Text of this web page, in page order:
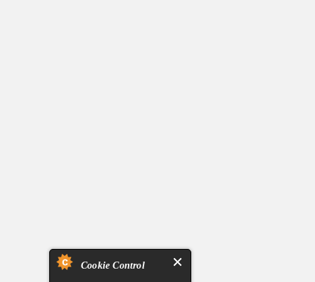
Cookie Control